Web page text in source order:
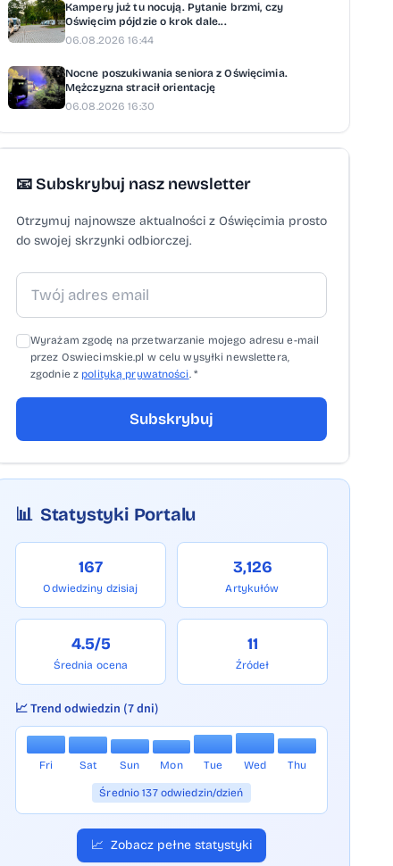
Kampery już tu nocują. Pytanie brzmi, czy
Oświęcim pójdzie o krok dale...
06.08.2026 16:44
Nocne poszukiwania seniora z Oświęcimia.
Mężczyzna stracił orientację
06.08.2026 16:30
📧 Subskrybuj nasz newsletter
Otrzymuj najnowsze aktualności z Oświęcimia prosto
do swojej skrzynki odbiorczej.
Wyrażam zgodę na przetwarzanie mojego adresu e-mail
przez Oswiecimskie.pl w celu wysyłki newslettera,
zgodnie z polityką prywatności. *
Subskrybuj
📊 Statystyki Portalu
167
Odwiedziny dzisiaj
3,126
Artykułów
4.5/5
Średnia ocena
11
Źródeł
📈 Trend odwiedzin (7 dni)
Fri Sat Sun Mon Tue Wed Thu
Średnio 137 odwiedzin/dzień
📈 Zobacz pełne statystyki